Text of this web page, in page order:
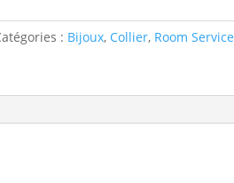
360,00 €.252,00 €.
: Bijoux, Collier, Room Service